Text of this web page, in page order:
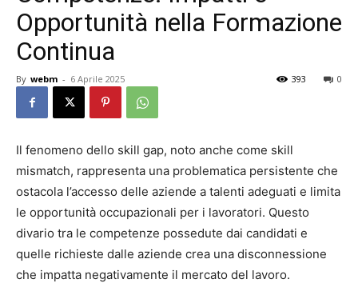
Opportunità nella Formazione
Continua
By webm - 6 Aprile 2025 0
393
Il fenomeno dello skill gap, noto anche come skill
mismatch, rappresenta una problematica persistente che
ostacola l’accesso delle aziende a talenti adeguati e limita
le opportunità occupazionali per i lavoratori. Questo
divario tra le competenze possedute dai candidati e
quelle richieste dalle aziende crea una disconnessione
che impatta negativamente il mercato del lavoro.